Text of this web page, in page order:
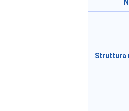
Struttura